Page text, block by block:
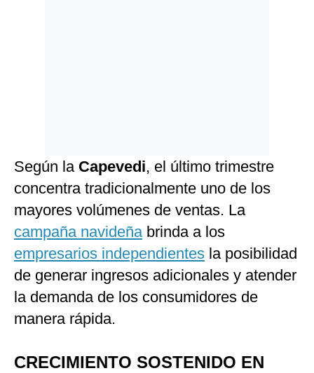
Según la Capevedi, el último trimestre
concentra tradicionalmente uno de los
mayores volúmenes de ventas. La
campaña navideñabrinda a los
empresarios independientes la posibilidad
de generar ingresos adicionales y atender
la demanda de los consumidores de
manera rápida.
CRECIMIENTO SOSTENIDO EN